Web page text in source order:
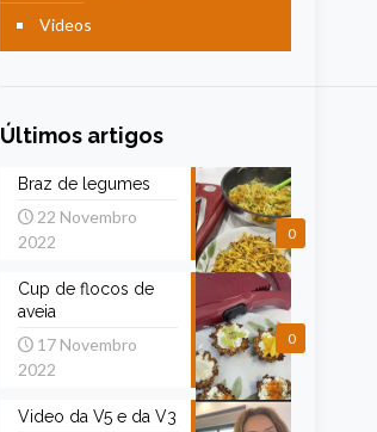
Videos
Últimos artigos
0
Braz de legumes
22 Novembro
2022
0
Cup de flocos de
aveia
17 Novembro
2022
Video da V5 e da V3